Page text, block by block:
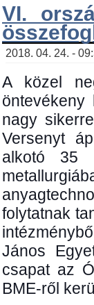
VI.
2018. 04. 24. -
A közel
nagy
Versenyt
alkotó 35
folytatnak
János
csapat az
BME-ről